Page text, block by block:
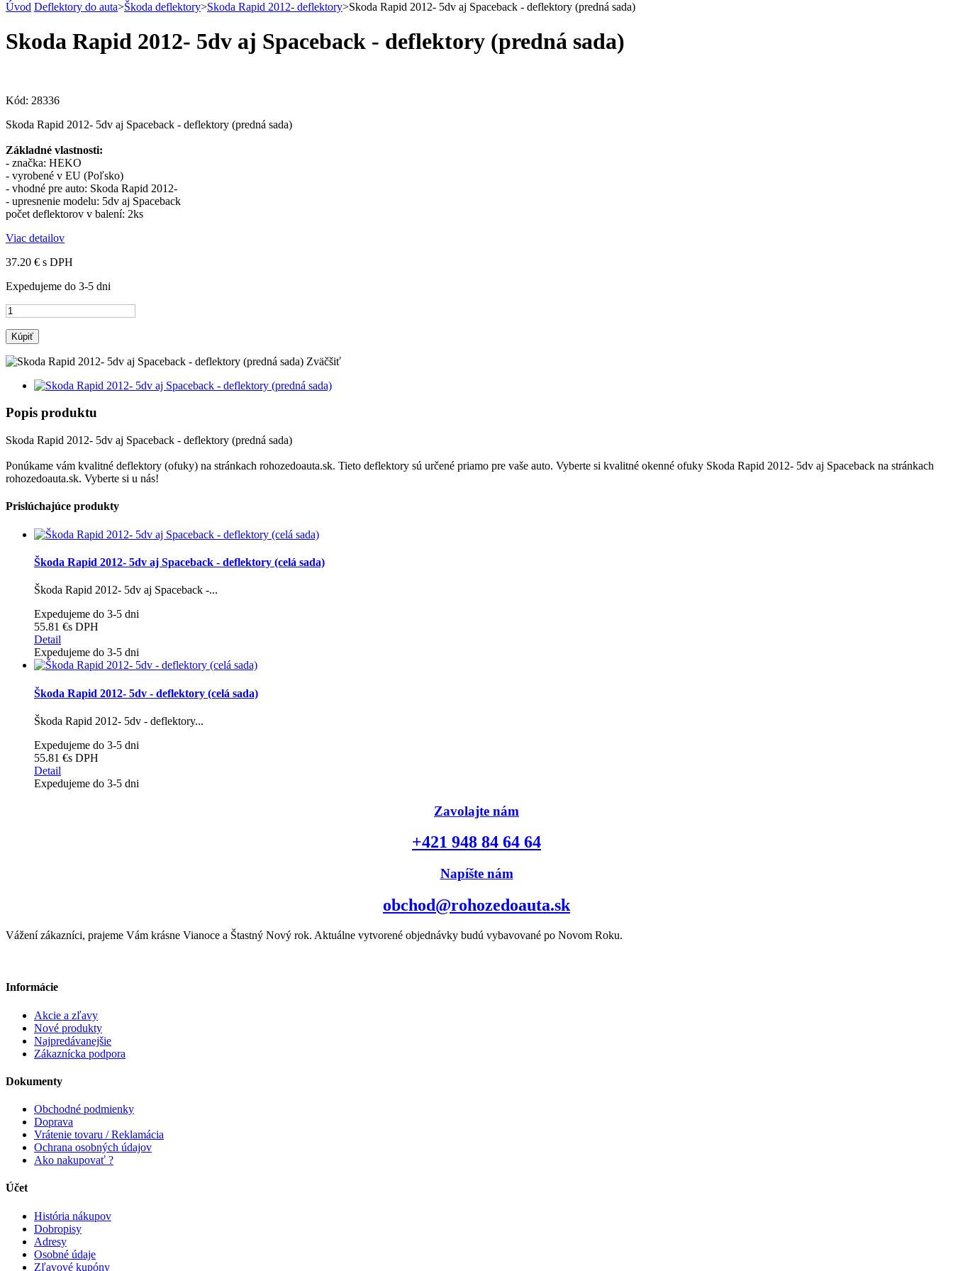
Úvod Deflektory do auta>Škoda deflektory>Skoda Rapid 2012- deflektory>Skoda Rapid 2012- 5dv aj Spaceback - deflektory (predná sada)
Skoda Rapid 2012- 5dv aj Spaceback - deflektory (predná sada)
Kód: 28336
Skoda Rapid 2012- 5dv aj Spaceback - deflektory (predná sada)
Základné vlastnosti:
- značka: HEKO
- vyrobené v EU (Poľsko)
- vhodné pre auto: Skoda Rapid 2012-
- upresnenie modelu: 5dv aj Spaceback
počet deflektorov v balení: 2ks
Viac detailov
37.20 € s DPH
Expedujeme do 3-5 dni
Kúpiť
Zväčšiť
Popis produktu
Skoda Rapid 2012- 5dv aj Spaceback - deflektory (predná sada)
Ponúkame vám kvalitné deflektory (ofuky) na stránkach rohozedoauta.sk. Tieto deflektory sú určené priamo pre vaše auto. Vyberte si kvalitné okenné ofuky Skoda Rapid 2012- 5dv aj Spaceback na stránkach
rohozedoauta.sk. Vyberte si u nás!
Prislúchajúce produkty
Škoda Rapid 2012- 5dv aj Spaceback - deflektory (celá sada)
Škoda Rapid 2012- 5dv aj Spaceback -...
Expedujeme do 3-5 dni
55.81 €s DPH
Detail
Expedujeme do 3-5 dni
Škoda Rapid 2012- 5dv - deflektory (celá sada)
Škoda Rapid 2012- 5dv - deflektory...
Expedujeme do 3-5 dni
55.81 €s DPH
Detail
Expedujeme do 3-5 dni
Zavolajte nám
+421 948 84 64 64
Napíšte nám
obchod@rohozedoauta.sk
Vážení zákazníci, prajeme Vám krásne Vianoce a Štastný Nový rok. Aktuálne vytvorené objednávky budú vybavované po Novom Roku.
Informácie
Akcie a zľavy
Nové produkty
Najpredávanejšie
Zákaznícka podpora
Dokumenty
Obchodné podmienky
Doprava
Vrátenie tovaru / Reklamácia
Ochrana osobných údajov
Ako nakupovať ?
Účet
História nákupov
Dobropisy
Adresy
Osobné údaje
Zľavové kupóny